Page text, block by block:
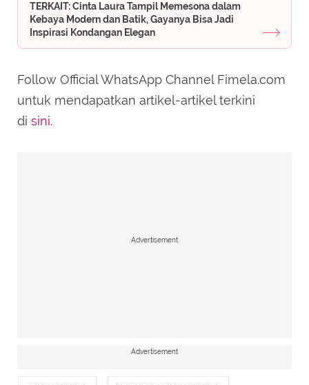
TERKAIT: Cinta Laura Tampil Memesona dalam
Kebaya Modern dan Batik, Gayanya Bisa Jadi
Inspirasi Kondangan Elegan
Follow Official WhatsApp Channel Fimela.com
untuk mendapatkan artikel-artikel terkini
di sini.
Advertisement
Advertisement